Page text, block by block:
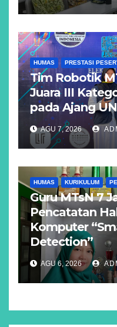
HUMAS PRESTASI
Tim Robotik
Juara III
pada Ajang
AGU 7, 2026
HUMAS KURIKULUM
Guru MTsN 7
Pencatatan
Komputer
Detection”
AGU 6, 2026